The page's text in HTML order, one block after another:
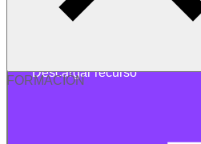
FORMACIÓN
Descargar recurso